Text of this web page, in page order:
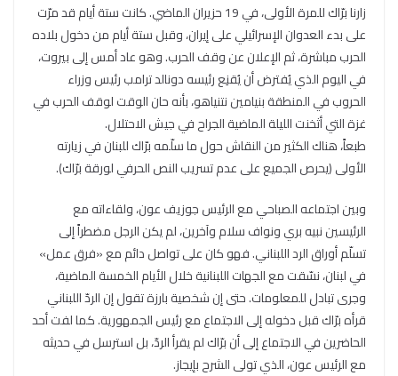
زارنا برّاك للمرة الأولى، في 19 حزيران الماضي. كانت ستة أيام قد مرّت
على بدء العدوان الإسرائيلي على إيران، وقبل ستة أيام من دخول بلاده
الحرب مباشرة، ثم الإعلان عن وقف الحرب. وهو عاد أمس إلى بيروت،
في اليوم الذي يُفترض أن يُقنِع رئيسه دونالد ترامب رئيس وزراء
الحروب في المنطقة بنيامين نتنياهو، بأنه حان الوقت لوقف الحرب في
غزة التي أثخنت الليلة الماضية الجراح في جيش الاحتلال.
طبعاً، هناك الكثير من النقاش حول ما سلّمه برّاك للبنان في زيارته
الأولى (يحرص الجميع على عدم تسريب النص الحرفي لورقة برّاك).
وبين اجتماعه الصباحي مع الرئيس جوزيف عون، ولقاءاته مع
الرئيسين نبيه بري ونواف سلام وآخرين، لم يكن الرجل مضطراً إلى
تسلّم أوراق الرد اللبناني. فهو كان على تواصل دائم مع «فرق عمل»
في لبنان، نسّقت مع الجهات اللبنانية خلال الأيام الخمسة الماضية،
وجرى تبادل للمعلومات. حتى إن شخصية بارزة تقول إن الردّ اللبناني
قرأه برّاك قبل دخوله إلى الاجتماع مع رئيس الجمهورية. كما لفت أحد
الحاضرين في الاجتماع إلى أن برّاك لم يقرأ الردّ، بل استرسل في حديثه
مع الرئيس عون، الذي تولى الشرح بإيجاز.